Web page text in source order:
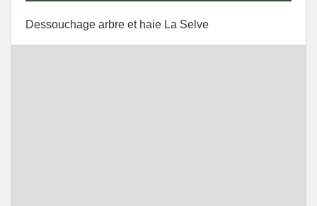
Dessouchage arbre et haie La Selve